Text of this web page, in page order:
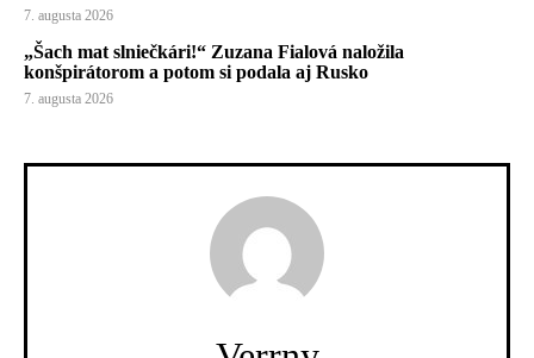
7. augusta 2026
„Šach mat slniečkári!“ Zuzana Fialová naložila
konšpirátorom a potom si podala aj Rusko
7. augusta 2026